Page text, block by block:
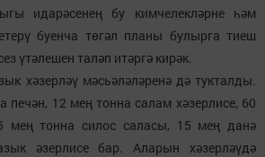
идарәсенең бу кимчелекләрне һәм
буенча төгәл планы булырга тиеш
үтәлешен таләп итәргә кирәк.
хәзерләү мәсьәләләренә дә тукталды.
печән, 12 мең тонна салам хәзерлисе, 60
мең тонна силос саласы, 15 мең данә
әзерлисе бар. Аларын хәзерләүдә